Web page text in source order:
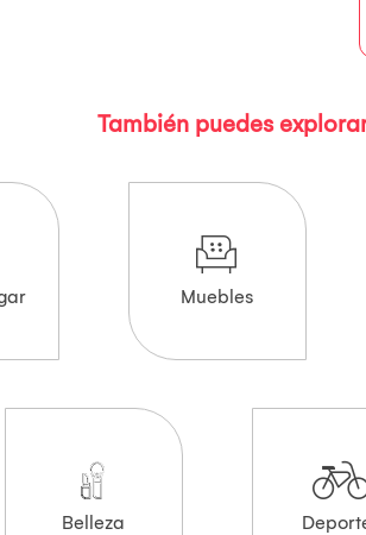
También puedes
Muebles
Belleza